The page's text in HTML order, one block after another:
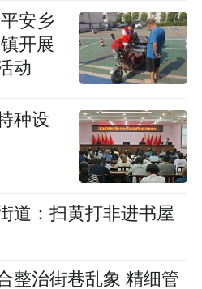
安乡
开展
动
种设
道：扫黄打非进书屋
整治街巷乱象 精细管